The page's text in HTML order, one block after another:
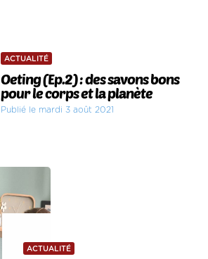
ACTUALITÉ
Oeting (Ep.2) : des savons bons
pour le corps et la planète
Publié le mardi 3 août 2021
ACTUALITÉ